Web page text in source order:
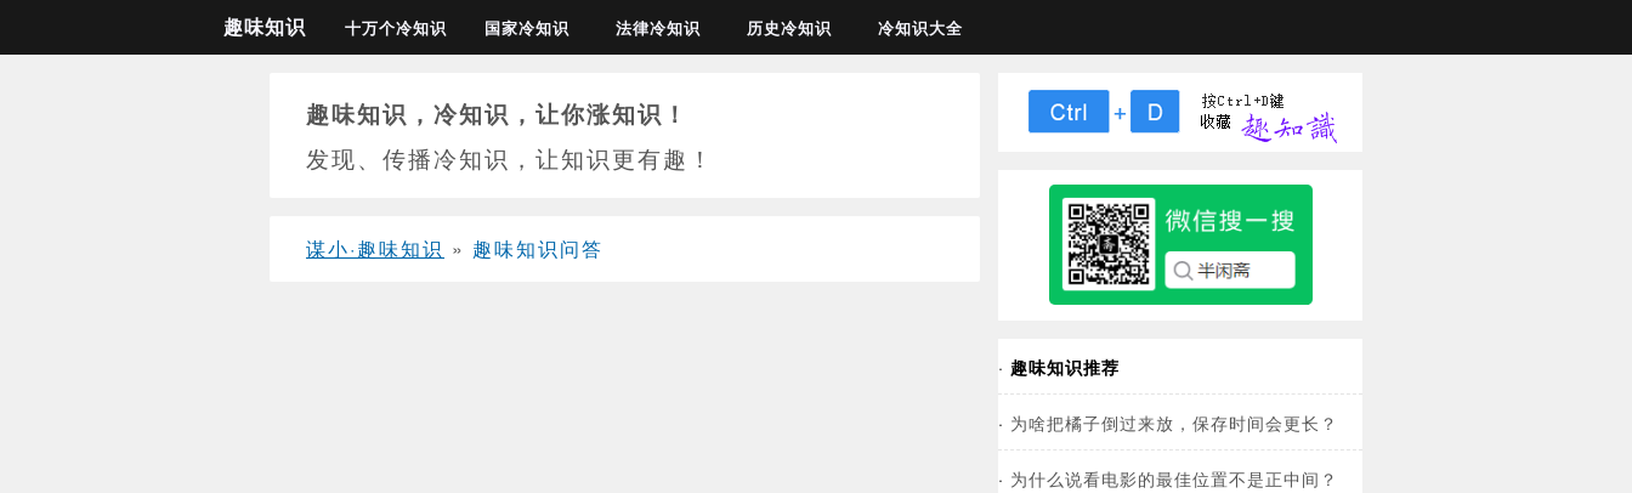
趣味知识 十万个冷知识 国家冷知识 法律冷知识 历史冷知识 冷知识大全
趣味知识，冷知识，让你涨知识！
发现、传播冷知识，让知识更有趣！
谋小·趣味知识 » 趣味知识问答
· 趣味知识推荐
· 为啥把橘子倒过来放，保存时间会更长？
· 为什么说看电影的最佳位置不是正中间？